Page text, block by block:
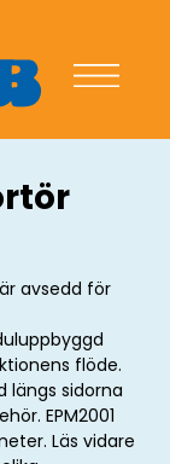
avsedd för
flöde.
längs sidorna
EPM2001
Läs vidare